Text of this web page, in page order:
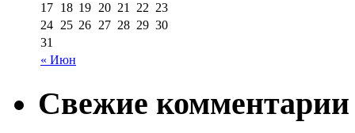
« Июн
17 18 19 20 21 22 23
24 25 26 27 28 29 30
31
Свежие комментарии